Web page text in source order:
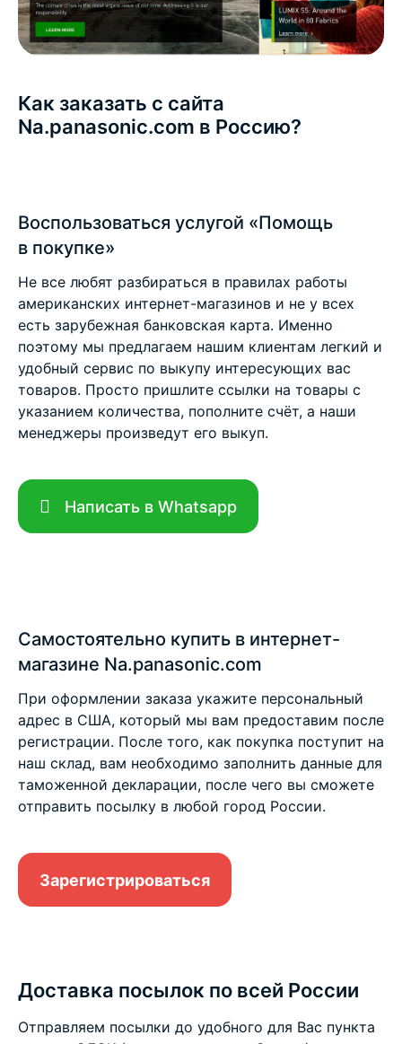
Как заказать с сайта
Na.panasonic.com в Россию?
Воспользоваться услугой «Помощь
в покупке»
Не все любят разбираться в правилах работы
американских интернет-магазинов и не у всех
есть зарубежная банковская карта. Именно
поэтому мы предлагаем нашим клиентам легкий и
удобный сервис по выкупу интересующих вас
товаров. Просто пришлите ссылки на товары с
указанием количества, пополните счёт, а наши
менеджеры произведут его выкуп.
Написать в Whatsapp
Самостоятельно купить в интернет-
магазине Na.panasonic.com
При оформлении заказа укажите персональный
адрес в США, который мы вам предоставим после
регистрации. После того, как покупка поступит на
наш склад, вам необходимо заполнить данные для
таможенной декларации, после чего вы сможете
отправить посылку в любой город России.
Зарегистрироваться
Доставка посылок по всей России
Отправляем посылки до удобного для Вас пункта